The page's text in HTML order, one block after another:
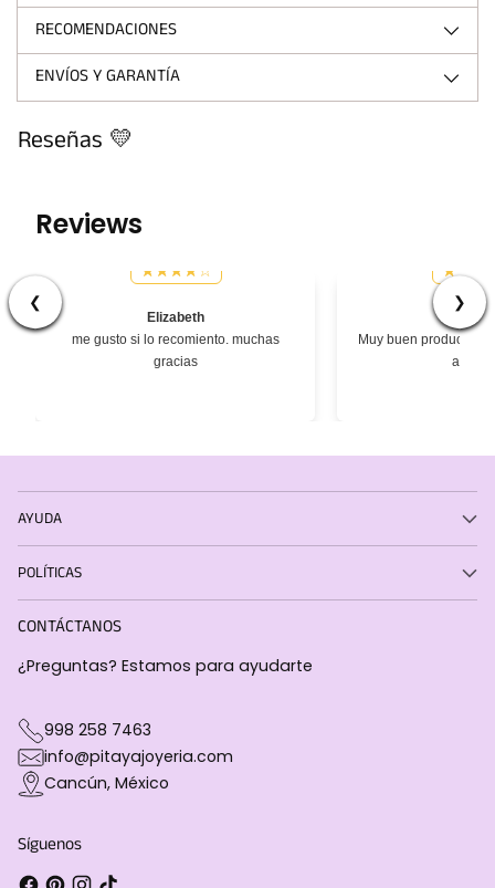
RECOMENDACIONES
ENVÍOS Y GARANTÍA
Reseñas 💛
Reviews
❮ ❯
Elizabeth
me gusto si lo recomiento. muchas
gracias
Muy buen producto,
AYUDA
POLÍTICAS
CONTÁCTANOS
¿Preguntas? Estamos para ayudarte
998 258 7463
info@pitayajoyeria.com
Cancún, México
Síguenos